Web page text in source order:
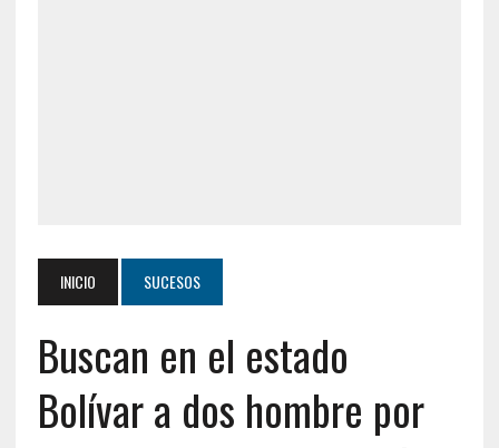
INICIO SUCESOS
Buscan en el estado
Bolívar a dos hombre por